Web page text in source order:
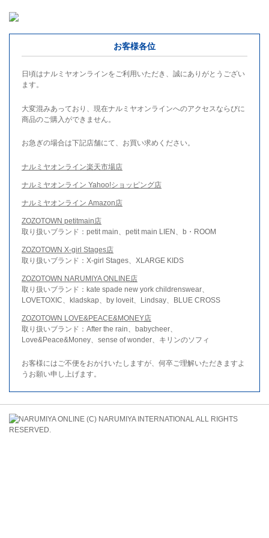
お客様各位
日頃はナルミヤオンラインをご利用いただき、誠にありがとうござい
ます。
大変混みあっており、現在ナルミヤオンラインへのアクセスならびに
商品のご購入ができません。
お急ぎの場合は下記店舗にて、お買い求めください。
ナルミヤオンライン楽天市場店
ナルミヤオンライン Yahoo!ショッピング店
ナルミヤオンライン Amazon店
ZOZOTOWN petitmain店
取り扱いブランド：petit main、petit main LIEN、b・ROOM
ZOZOTOWN X-girl Stages店
取り扱いブランド：X-girl Stages、XLARGE KIDS
ZOZOTOWN NARUMIYA ONLINE店
取り扱いブランド：kate spade new york childrenswear、
LOVETOXIC、kladskap、by loveit、Lindsay、BLUE CROSS
ZOZOTOWN LOVE&PEACE&MONEY店
取り扱いブランド：After the rain、babycheer、
Love&Peace&Money、sense of wonder、キリンのソフィ
お客様にはご不便をおかけいたしますが、何卒ご理解いただきますよ
うお願い申し上げます。